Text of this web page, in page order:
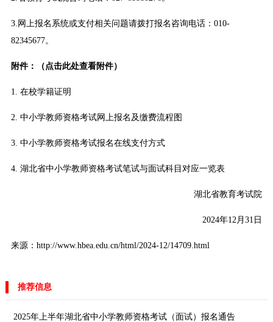
3.网上报名系统或支付相关问题请拨打报名咨询电话：010-
82345677。
附件：（ 点击此处查看附件）
1. 在校学籍证明
2. 中小学教师资格考试网上报名及缴费流程图
3. 中小学教师资格考试报名在线支付方式
4. 湖北省中小学教师资格考试笔试与面试科目对应一览表
湖北省教育考试院
2024年12月31日
来源：http://www.hbea.edu.cn/html/2024-12/14709.html
推荐信息
2025年上半年湖北省中小学教师资格考试（面试）报名通告